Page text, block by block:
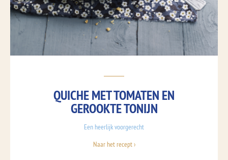
QUICHE MET TOMATEN EN
GEROOKTE TONIJN
Een heerlijk voorgerecht
Naar het recept ›